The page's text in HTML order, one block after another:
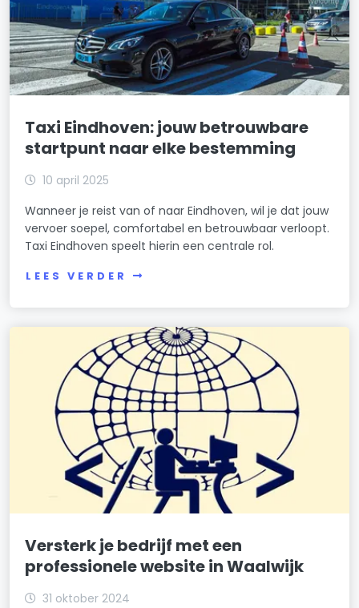
Taxi Eindhoven: jouw betrouwbare
startpunt naar elke bestemming
10 april 2025
Wanneer je reist van of naar Eindhoven, wil je dat jouw
vervoer soepel, comfortabel en betrouwbaar verloopt.
Taxi Eindhoven speelt hierin een centrale rol.
LEES VERDER
Versterk je bedrijf met een
professionele website in Waalwijk
31 oktober 2024